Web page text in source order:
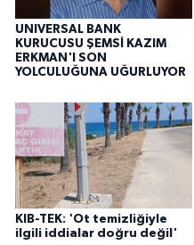
UNIVERSAL BANK
KURUCUSU ŞEMSİ KAZIM
ERKMAN'I SON
YOLCULUĞUNA UĞURLUYOR
KIB-TEK: 'Ot temizliğiyle
ilgili iddialar doğru değil'